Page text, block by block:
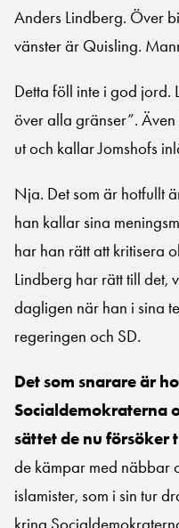
Anders Lindberg. Över
vänster är Quisling.
Detta föll inte i god jord.
över alla gränser”.
ut och kallar Jomshofs
Nja. Det som är hotfullt
han kallar sina
har han rätt att kritisera
Lindberg har rätt till det,
dagligen när han i sina
regeringen och SD.
Det som snarare är
Socialdemokraterna
sättet de nu försöker
de kämpar med näbbar
islamister, som i sin tur